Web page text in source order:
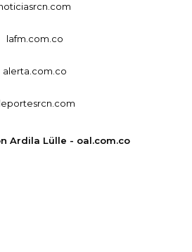
lafm.com.co
alerta.com.co
Ardila Lülle - oal.com.co